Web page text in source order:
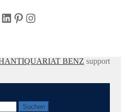
LinkedIn
Pinterest
Instagram
BENZ support
Suchen